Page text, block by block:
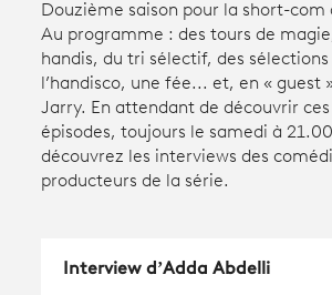
À la une
Participer et assister à une émission
À votre écoute
Productions et innovation
Douzième saison pour la short-com
Au programme : des tours de
handis, du tri sélectif, des sélections
l’handisco, une fée... et, en « guest
Jarry. En attendant de découvrir
épisodes, toujours le samedi à
découvrez les interviews des
producteurs de la série.
Interview d’Adda Abdelli